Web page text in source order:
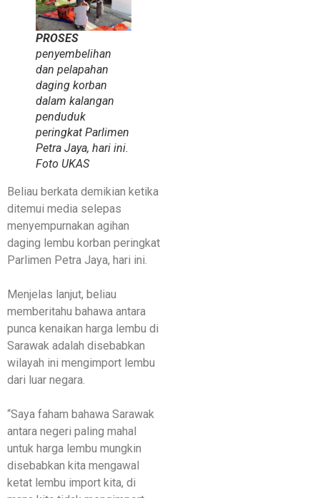
PROSES
penyembelihan
dan pelapahan
daging korban
dalam kalangan
penduduk
peringkat Parlimen
Petra Jaya, hari ini.
Foto UKAS
Beliau berkata demikian ketika
ditemui media selepas
menyempurnakan agihan
daging lembu korban peringkat
Parlimen Petra Jaya, hari ini.
Menjelas lanjut, beliau
memberitahu bahawa antara
punca kenaikan harga lembu di
Sarawak adalah disebabkan
wilayah ini mengimport lembu
dari luar negara.
“Saya faham bahawa Sarawak
antara negeri paling mahal
untuk harga lembu mungkin
disebabkan kita mengawal
ketat lembu import kita, di